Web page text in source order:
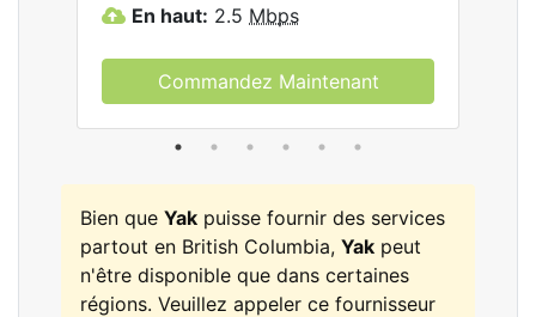
En haut: 2.5 Mbps
Commandez Maintenant
Bien que Yak puisse fournir des services
partout en British Columbia, Yak peut
n'être disponible que dans certaines
régions. Veuillez appeler ce fournisseur